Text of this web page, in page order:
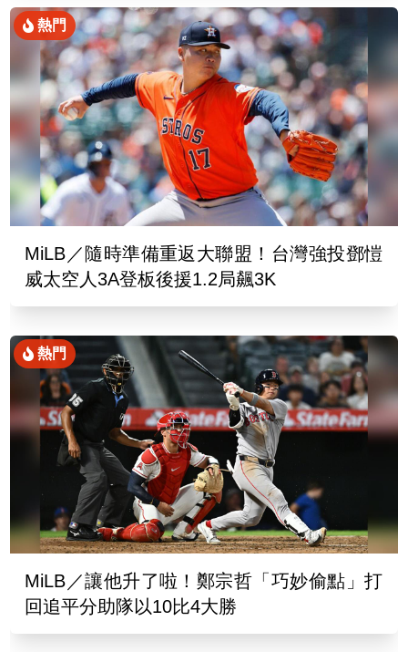
熱門
MiLB／隨時準備重返大聯盟！台灣強投鄧愷
威太空人3A登板後援1.2局飆3K
熱門
MiLB／讓他升了啦！鄭宗哲「巧妙偷點」打
回追平分助隊以10比4大勝